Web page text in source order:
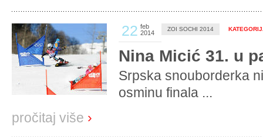
22 feb
2014
ZOI SOCHI 2014
Nina Micić 31. u
Srpska snouborderka
osminu finala ...
pročitaj više ›